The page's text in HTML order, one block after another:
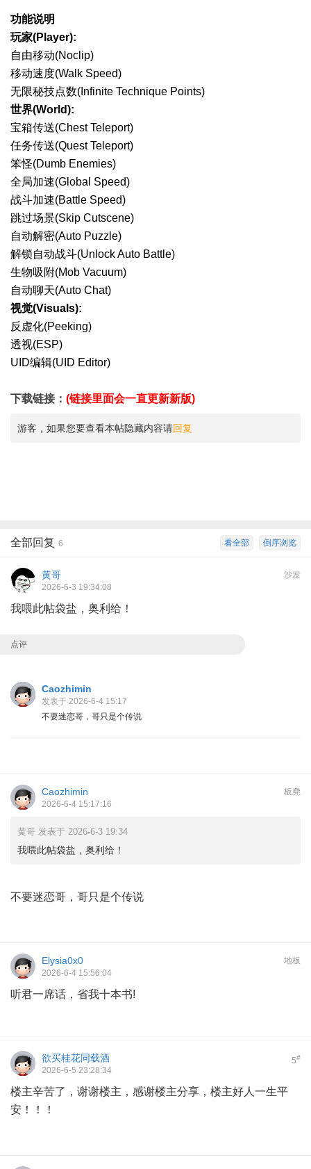
功能说明
玩家(Player):
自由移动(Noclip)
移动速度(Walk Speed)
无限秘技点数(Infinite Technique Points)
世界(World):
宝箱传送(Chest Teleport)
任务传送(Quest Teleport)
笨怪(Dumb Enemies)
全局加速(Global Speed)
战斗加速(Battle Speed)
跳过场景(Skip Cutscene)
自动解密(Auto Puzzle)
解锁自动战斗(Unlock Auto Battle)
生物吸附(Mob Vacuum)
自动聊天(Auto Chat)
视觉(Visuals):
反虚化(Peeking)
透视(ESP)
UID编辑(UID Editor)
下载链接： (链接里面会一直更新新版)
游客，如果您要查看本帖隐藏内容请回复
倒序浏览
看全部
全部回复 6
沙发
黄哥
2026-6-3 19:34:08
我喂此帖袋盐，奥利给！
点评
Caozhimin
发表于 2026-6-4 15:17
不要迷恋哥，哥只是个传说
板凳
Caozhimin
2026-6-4 15:17:16
黄哥 发表于 2026-6-3 19:34
我喂此帖袋盐，奥利给！
不要迷恋哥，哥只是个传说
地板
Elysia0x0
2026-6-4 15:56:04
听君一席话，省我十本书!
5#
欲买桂花同载酒
2026-6-5 23:28:34
楼主辛苦了，谢谢楼主，感谢楼主分享，楼主好人一生平
安！！！